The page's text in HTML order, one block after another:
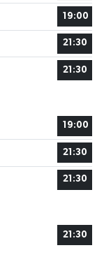
19:00
21:30
21:30
19:00
21:30
21:30
21:30